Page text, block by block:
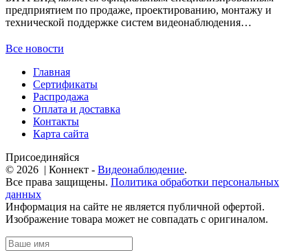
предприятием по продаже, проектированию, монтажу и
технической поддержке систем видеонаблюдения…
Все новости
Главная
Сертификаты
Распродажа
Оплата и доставка
Контакты
Карта сайта
Присоединяйся
© 2026 | Коннект - Видеонаблюдение.
Все права защищены. Политика обработки персональных
данных
Информация на сайте не является публичной офертой.
Изображение товара может не совпадать с оригиналом.